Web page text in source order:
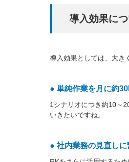
導入効果に
導入効果としては、大き
● 単純作業を月に約
1シナリオにつき約10～
いきたいですね。
● 社内業務の見直しに